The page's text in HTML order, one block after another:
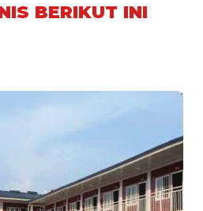
BERIKUT INI